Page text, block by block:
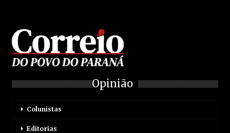
Opinião
Colunistas
Editorias